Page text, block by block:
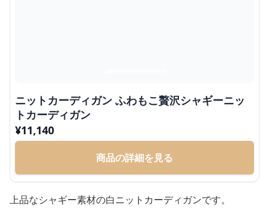
ニットカーディガン ふわもこ贅沢シャギーニッ
トカーディガン
¥11,140
商品の詳細を見る
上品なシャギー素材の白ニットカーディガンです。